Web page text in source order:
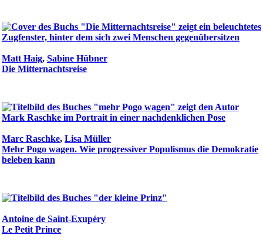
Matt Haig, Sabine Hübner
Die Mitternachtsreise
Marc Raschke, Lisa Müller
Mehr Pogo wagen. Wie progressiver Populismus die Demokratie
beleben kann
Antoine de Saint-Exupéry
Le Petit Prince